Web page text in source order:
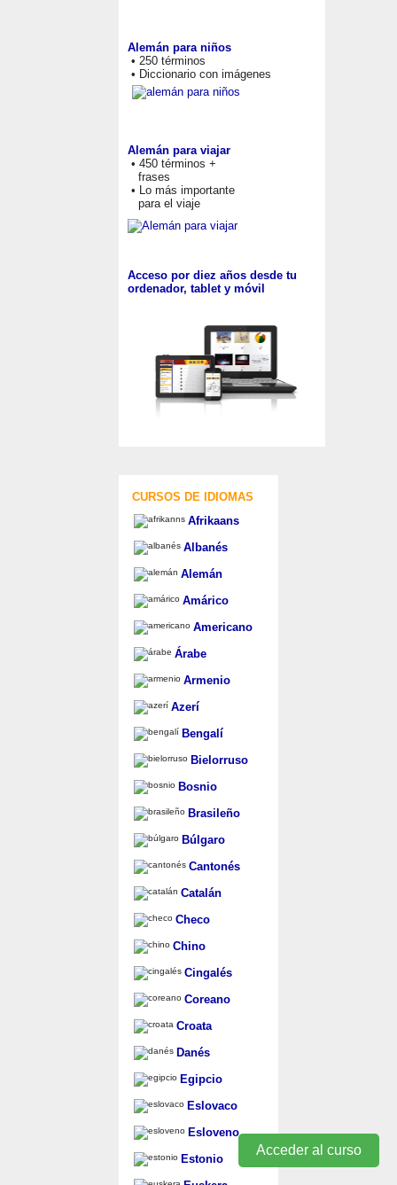
Acceder al curso
Alemán para niños
• 250 términos
• Diccionario con imágenes
Alemán para viajar
• 450 términos +
frases
• Lo más importante
para el viaje
Acceso por diez años desde tu
ordenador, tablet y móvil
CURSOS DE IDIOMAS
Afrikaans
Albanés
Alemán
Amárico
Americano
Árabe
Armenio
Azerí
Bengalí
Bielorruso
Bosnio
Brasileño
Búlgaro
Cantonés
Catalán
Checo
Chino
Cingalés
Coreano
Croata
Danés
Egipcio
Eslovaco
Esloveno
Estonio